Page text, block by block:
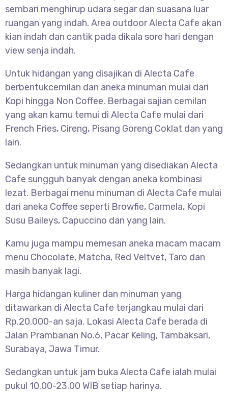
sembari menghirup udara segar dan suasana luar
ruangan yang indah. Area outdoor Alecta Cafe akan
kian indah dan cantik pada dikala sore hari dengan
view senja indah.
Untuk hidangan yang disajikan di Alecta Cafe
berbentukcemilan dan aneka minuman mulai dari
Kopi hingga Non Coffee. Berbagai sajian cemilan
yang akan kamu temui di Alecta Cafe mulai dari
French Fries, Cireng, Pisang Goreng Coklat dan yang
lain.
Sedangkan untuk minuman yang disediakan Alecta
Cafe sungguh banyak dengan aneka kombinasi
lezat. Berbagai menu minuman di Alecta Cafe mulai
dari aneka Coffee seperti Browfie, Carmela, Kopi
Susu Baileys, Capuccino dan yang lain.
Kamu juga mampu memesan aneka macam macam
menu Chocolate, Matcha, Red Veltvet, Taro dan
masih banyak lagi.
Harga hidangan kuliner dan minuman yang
ditawarkan di Alecta Cafe terjangkau mulai dari
Rp.20.000-an saja. Lokasi Alecta Cafe berada di
Jalan Prambanan No.6, Pacar Keling, Tambaksari,
Surabaya, Jawa Timur.
Sedangkan untuk jam buka Alecta Cafe ialah mulai
pukul 10.00-23.00 WIB setiap harinya.